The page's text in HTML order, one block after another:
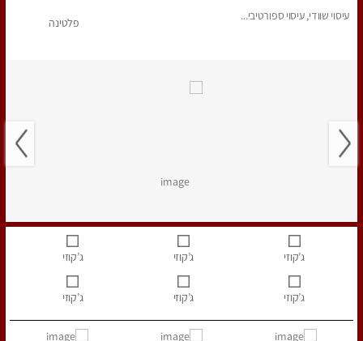
עיסוי שוודי, עיסוי ספורטיבי...
פלטינה
ג’קוזי ג’קוזי ג’קוזי
ג’קוזי ג’קוזי ג’קוזי